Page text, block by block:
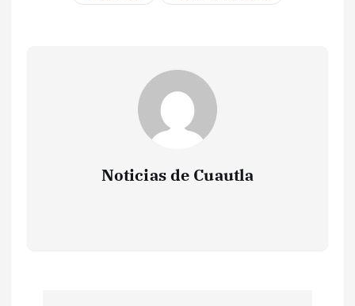
Noticias de Cuautla